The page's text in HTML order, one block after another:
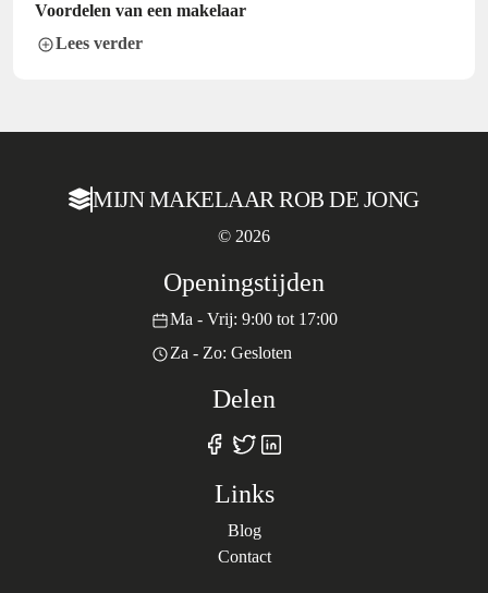
Voordelen van een makelaar
Lees verder
MIJN MAKELAAR ROB DE JONG
© 2026
Openingstijden
Ma - Vrij: 9:00 tot 17:00
Za - Zo: Gesloten
Delen
Links
Blog
Contact